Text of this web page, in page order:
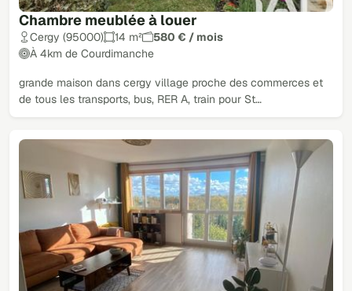
Chambre meublée à louer
Cergy (95000) 14 m²
580 € / mois
À 4km de Courdimanche
grande maison dans cergy village proche des commerces et
de tous les transports, bus, RER A, train pour St…